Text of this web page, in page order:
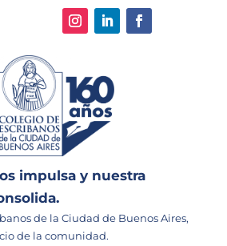
impulsa y nuestra
de la Ciudad de Buenos Aires,
de la comunidad.